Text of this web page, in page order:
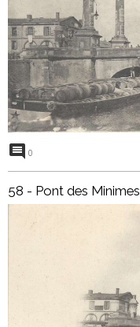
0
58 - Pont des Minimes